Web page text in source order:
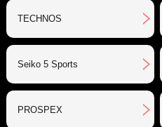
TECHNOS
Seiko 5 Sports
PROSPEX